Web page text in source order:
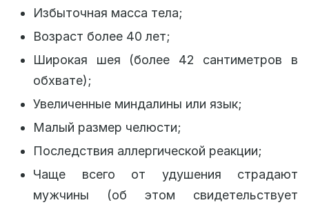
Избыточная масса тела;
Возраст более 40 лет;
Широкая шея (более 42 сантиметров в
обхвате);
Увеличенные миндалины или язык;
Малый размер челюсти;
Последствия аллергической реакции;
Чаще всего от удушения страдают
мужчины (об этом свидетельствует